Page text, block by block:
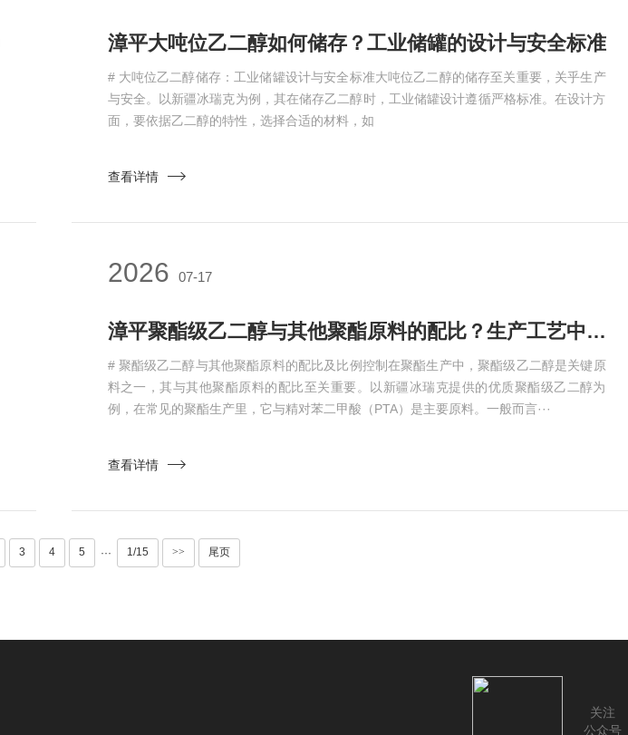
漳平大吨位乙二醇如何储存？工业储罐的设计与安全标准
# 大吨位乙二醇储存：工业储罐设计与安全标准大吨位乙二醇的储存至关重要，关乎生产
与安全。以新疆冰瑞克为例，其在储存乙二醇时，工业储罐设计遵循严格标准。在设计方
面，要依据乙二醇的特性，选择合适的材料，如
查看详情
2026 07-17
漳平聚酯级乙二醇与其他聚酯原料的配比？生产工艺中的比例控制
# 聚酯级乙二醇与其他聚酯原料的配比及比例控制在聚酯生产中，聚酯级乙二醇是关键原
料之一，其与其他聚酯原料的配比至关重要。以新疆冰瑞克提供的优质聚酯级乙二醇为
例，在常见的聚酯生产里，它与精对苯二甲酸（PTA）是主要原料。一般而言···
查看详情
3 4 5 ··· 1/15 >> 尾页
关注
公众号